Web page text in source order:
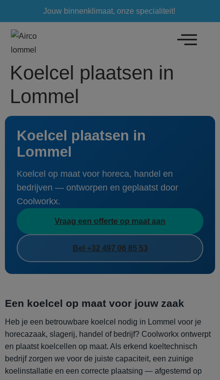
Jouw binnenklimaat, onze specialiteit!
Koelcel plaatsen in
Lommel
Koelcel plaatsen in
Lommel
Koelcel op maat voor horeca, handel en
bedrijven — ontworpen en geplaatst door
Coolworkx.
Vraag een offerte op maat aan
Bel +32 497 06 85 53
Een koelcel op maat voor jouw zaak
Heb je een betrouwbare koelcel nodig in Lommel voor je
horecazaak, slagerij, handel of bedrijf? Coolworkx ontwerpt
en plaatst koelcellen op maat. Als erkend koeltechnisch
bedrijf zorgen we voor de juiste capaciteit, een zuinige
koelinstallatie en een correcte plaatsing — afgestemd op